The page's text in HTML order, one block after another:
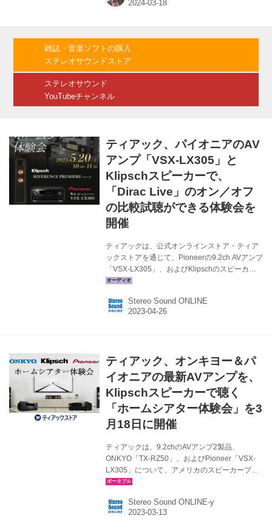
っていると見做せる点音源同軸ユニットであ
ーム型トゥイーター／140mmミッドレンジ・同
軸、180mmコーン型ウーファー×2 ●クロスオー
雑誌・音楽ソフトの購入
ステレオサウンドストア
ステレオサウンド
YouTubeチャンネル
ティアック、パイオニアのAV
アンプ「VSX-LX305」と
Klipschスピーカーで、
「Dirac Live」のオン／オフ
の比較試聴ができる体験会を
開催
ティアックは、公式オンラインストア・ティア
ックストアを通じて、Pioneerの9.2ch AVアンプ
「VSX-LX305」、およびKlipschのスピーカー
システム「REFERENCE PREMIERE」シリー
Live」のオン／オフの違いを比較試聴できる体
験イベントを開催する。 「最新Pioneer AVレシ
3部 15:30～16:30 ※1部、2部、3部の内容は同
じで...
Stereo Sound ONLINE
ティアック、オンキヨー＆パ
イオニアの最新AVアンプを、
Klipschスピーカーで聴く
「ホームシアター体験会」を3
月18日に開催
ティアックは、9.2chのAVアンプ2製品、
ONKYO「TX-RZ50」、およびPioneer「VSX-
LX305」について、アメリカのスピーカーブラ
ンドKlipschの「REFERENCE PREMIERE」シ
ONKYO、Pioneer AVレシーバーとKlipschスピ
ーカーで聴くホームシアター体験会」を、3月
Stereo Sound ONLINE-y